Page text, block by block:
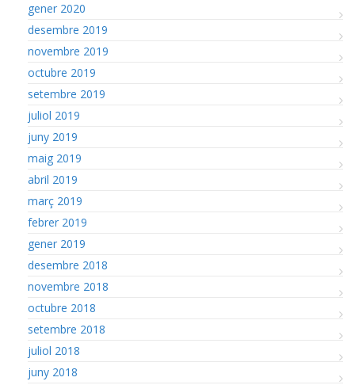
gener 2020
desembre 2019
novembre 2019
octubre 2019
setembre 2019
juliol 2019
juny 2019
maig 2019
abril 2019
març 2019
febrer 2019
gener 2019
desembre 2018
novembre 2018
octubre 2018
setembre 2018
juliol 2018
juny 2018